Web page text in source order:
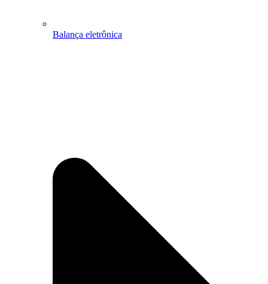
Balança eletrônica